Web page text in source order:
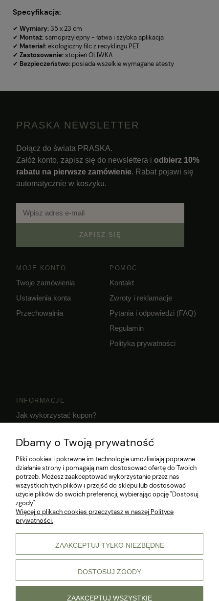
Specyfikacja:
✔ Wymiary:35 x 23 cm
✔ Montaż:samoprzylepny - łatwa i szybka aplikacja
✔ Materiał:ekologiczny filc z recyklingu PET
✔ Zastosowanie:stopień OLIWKA
✔ Bezpieczeństwo: posiada wszelkie wymagane atesty
PRASKA NEWSLETTER
Dołącz do świata PRASKA.
Załóż konto, zapisz się do newslettera i odbierz 10%
rabatu na pierwsze zamówienie. Rabat pojawi się
automatycznie w koszyku.
ZAPISZ SIĘ
MOJE KONTO
Twoje zamówienia
Ustawienia konta
Przechowalnia
POMOC
Kontakt
Zwroty i reklamacje
Pytania i odpowiedzi (FAQ)
Regulamin
Polityka prywatności
INFORMACJE
Jak wykorzystać kupon?
Klub Hodowcy VIP
© 2026 Wszelkie prawa zastrzeżone
pokaż pełną wersję strony
Sklep internetowy Shoper Premium
Dbamy o Twoją prywatność
Pliki cookies i pokrewne im technologie umożliwiają poprawne
działanie strony i pomagają nam dostosować ofertę do Twoich
potrzeb. Możesz zaakceptować wykorzystanie przez nas
wszystkich tych plików i przejść do sklepu lub dostosować
użycie plików do swoich preferencji, wybierając opcję "Dostosuj
zgody".
Więcej o plikach cookies przeczytasz w naszej Polityce
prywatności.
ZAAKCEPTUJ TYLKO NIEZBĘDNE
DOSTOSUJ ZGODY
ZAAKCEPTUJ WSZYSTKIE